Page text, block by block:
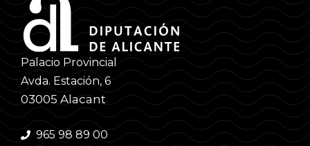
Palacio Provincial
Avda. Estación, 6
03005 Alacant
965 98 89 00